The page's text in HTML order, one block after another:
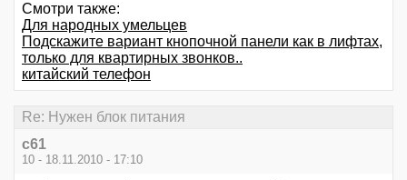
Смотри также:
Для народных умельцев
Подскажите вариант кнопочной панели как в лифтах,
только для квартирных звонков..
китайский телефон
Re: Нужен блок питания
с61
10 - 18.11.2010 - 17:10